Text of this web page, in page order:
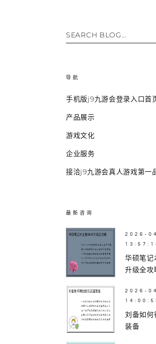
SEARCH BLOG...
导航
手机版j9九游会登录入口首
产品展示
游戏文化
企业服务
接洽j9九游会真人游戏第一
最新咨询
2026-
华硕笔
升级全攻
2026-
刘备如何
装备